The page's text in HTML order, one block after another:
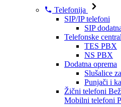
Telefonija
SIP/IP telefoni
SIP
Telefonske
TES PBX
NS PBX
Dodatna oprema
Slušalice
Punjači i
Žični telefoni
Mobilni telefoni